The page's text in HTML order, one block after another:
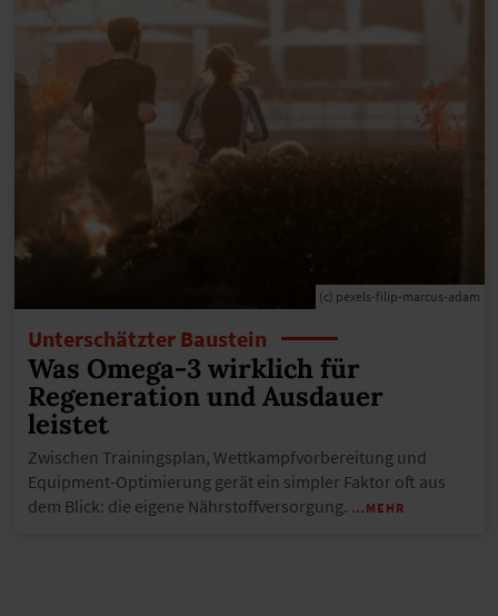
(c) pexels-filip-marcus-adam
Unterschätzter Baustein
Was Omega-3 wirklich für
Regeneration und Ausdauer
leistet
Zwischen Trainingsplan, Wettkampfvorbereitung und
Equipment-Optimierung gerät ein simpler Faktor oft aus
dem Blick: die eigene Nährstoffversorgung. …MEHR